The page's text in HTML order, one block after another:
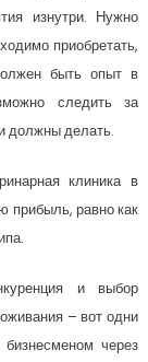
изнутри. Нужно
приобретать,
быть опыт в
следить за
должны делать.
клиника в
прибыль, равно как
и выбор
– вот одни
через